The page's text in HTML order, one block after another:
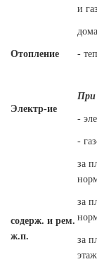
и
Отопление -
Электр-ие
При
-
-
содерж. и рем.
ж.п.
за
за
за